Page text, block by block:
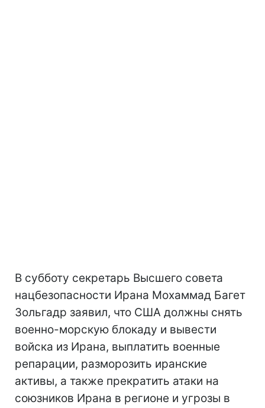
В субботу секретарь Высшего совета
нацбезопасности Ирана Мохаммад Багет
Зольгадр заявил, что США должны снять
военно-морскую блокаду и вывести
войска из Ирана, выплатить военные
репарации, разморозить иранские
активы, а также прекратить атаки на
союзников Ирана в регионе и угрозы в